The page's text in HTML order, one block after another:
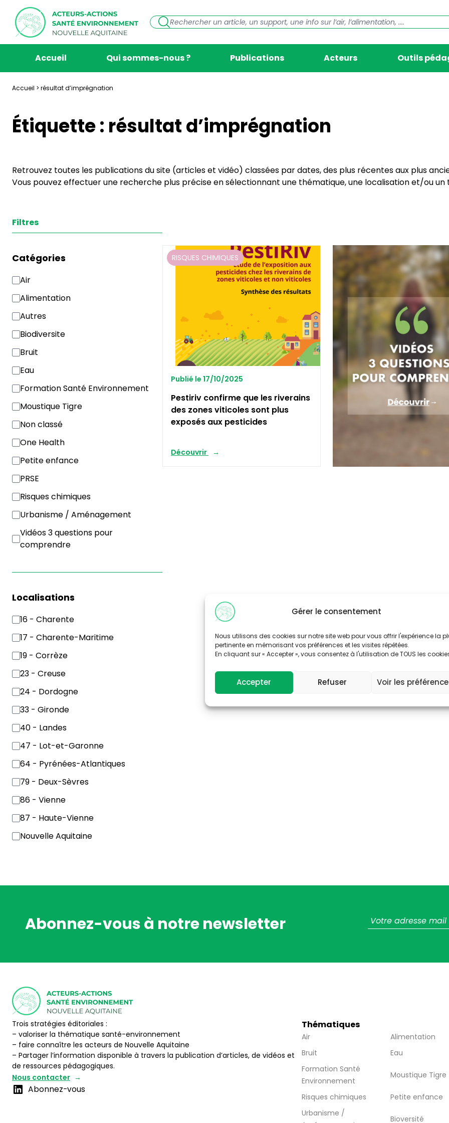
Gérer le consentement
Nous utilisons des cookies sur notre site web pour vous offrir l'expérience la
pertinente en mémorisant vos préférences et les visites répétées.
En cliquant sur « Accepter », vous consentez à l'utilisation de TOUS les
Accepter Refuser Voir les
Accueil Qui sommes-nous ? Publications Acteurs Outils
Accueil > résultat d’imprégnation
Étiquette : résultat d’imprégnation
Retrouvez toutes les publications du site (articles et vidéo) classées par dates, des plus récentes aux plus
Vous pouvez effectuer une recherche plus précise en sélectionnant une thématique, une localisation et/ou
Filtres
Catégories
Air
Alimentation
Autres
Biodiversite
Bruit
Eau
Formation Santé Environnement
Moustique Tigre
Non classé
One Health
Petite enfance
PRSE
Risques chimiques
Urbanisme / Aménagement
Vidéos 3 questions pour
comprendre
Localisations
16 - Charente
17 - Charente-Maritime
19 - Corrèze
23 - Creuse
24 - Dordogne
33 - Gironde
40 - Landes
47 - Lot-et-Garonne
64 - Pyrénées-Atlantiques
79 - Deux-Sèvres
86 - Vienne
87 - Haute-Vienne
Nouvelle Aquitaine
RISQUES CHIMIQUES
Publié le 17/10/2025
Pestiriv confirme que les riverains
des zones viticoles sont plus
exposés aux pesticides
Découvrir
Abonnez-vous à notre newsletter
Trois stratégies éditoriales :
– valoriser la thématique santé-environnement
– faire connaître les acteurs de Nouvelle Aquitaine
– Partager l’information disponible à travers la publication d’articles, de vidéos et
de ressources pédagogiques.
Nous contacter
Abonnez-vous
Thématiques
Air
Alimentation
Bruit
Eau
Formation Santé
Environnement
Moustique Tigre
Risques chimiques
Petite enfance
Urbanisme /
Bioversité